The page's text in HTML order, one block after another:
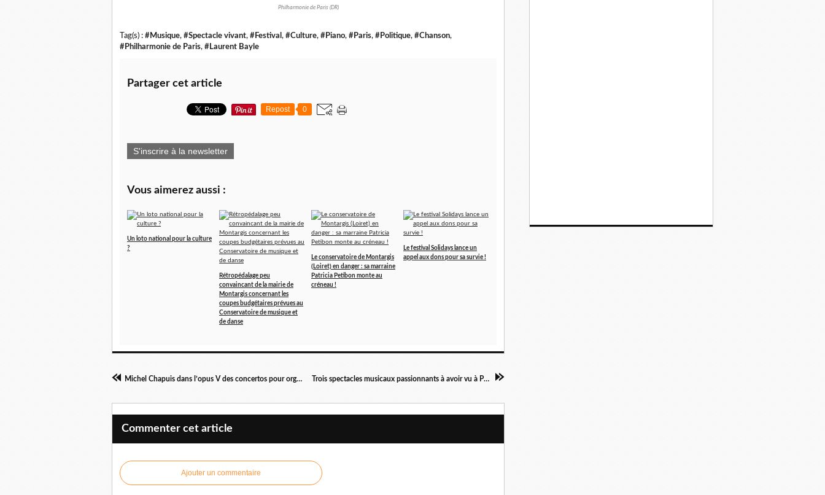
Philharmonie de Paris (DR)
Tag(s) : #Musique, #Spectacle vivant, #Festival , #Culture, #Piano, #Paris, #Politique, #Chanson,
#Philharmonie de Paris, #Laurent Bayle
Partager cet article
Repost 0
S'inscrire à la newsletter
Vous aimerez aussi :
Un loto national pour la culture
?
Rétropédalage peu
convaincant de la mairie de
Montargis concernant les
coupes budgétaires prévues au
Conservatoire de musique et
de danse
Le conservatoire de Montargis
(Loiret) en danger : sa marraine
Patricia Petibon monte au
créneau !
Le festival Solidays lance un
appel aux dons pour sa survie !
Michel Chapuis dans l’opus V des concertos pour orgue de Haendel chez Quantum ! Trois spectacles musicaux passionnants à avoir vu à Paris dernièrement ! Impressions
Commenter cet article
Ajouter un commentaire